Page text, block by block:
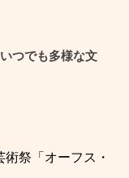
つでも多様な文
祭「オーフス・